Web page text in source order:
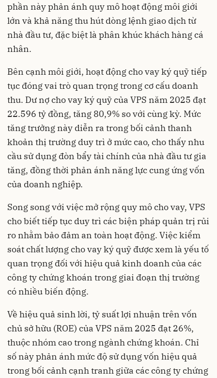
phần này phản ánh quy mô hoạt động môi giới
lớn và khả năng thu hút dòng lệnh giao dịch từ
nhà đầu tư, đặc biệt là phân khúc khách hàng cá
nhân.
Bên cạnh môi giới, hoạt động cho vay ký quỹ tiếp
tục đóng vai trò quan trọng trong cơ cấu doanh
thu. Dư nợ cho vay ký quỹ của VPS năm 2025 đạt
22.596 tỷ đồng, tăng 80,9% so với cùng kỳ. Mức
tăng trưởng này diễn ra trong bối cảnh thanh
khoản thị trường duy trì ở mức cao, cho thấy nhu
cầu sử dụng đòn bẩy tài chính của nhà đầu tư gia
tăng, đồng thời phản ánh năng lực cung ứng vốn
của doanh nghiệp.
Song song với việc mở rộng quy mô cho vay, VPS
cho biết tiếp tục duy trì các biện pháp quản trị rủi
ro nhằm bảo đảm an toàn hoạt động. Việc kiểm
soát chất lượng cho vay ký quỹ được xem là yếu tố
quan trọng đối với hiệu quả kinh doanh của các
công ty chứng khoán trong giai đoạn thị trường
có nhiều biến động.
Về hiệu quả sinh lời, tỷ suất lợi nhuận trên vốn
chủ sở hữu (ROE) của VPS năm 2025 đạt 26%,
thuộc nhóm cao trong ngành chứng khoán. Chỉ
số này phản ánh mức độ sử dụng vốn hiệu quả
trong bối cảnh cạnh tranh giữa các công ty chứng